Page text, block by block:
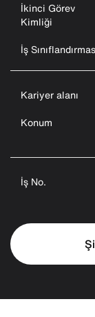
İkinci Görev
Kimliği
İş
Kariyer alanı
Konum
İş No.